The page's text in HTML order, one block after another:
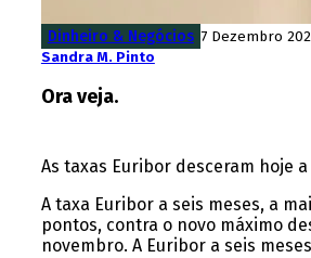
Dinheiro & Negócios 7 Dezembro
Sandra M. Pinto
Ora veja.
As taxas Euribor desceram hoje
A taxa Euribor a seis meses, a
pontos, contra o novo máximo
novembro. A Euribor a seis